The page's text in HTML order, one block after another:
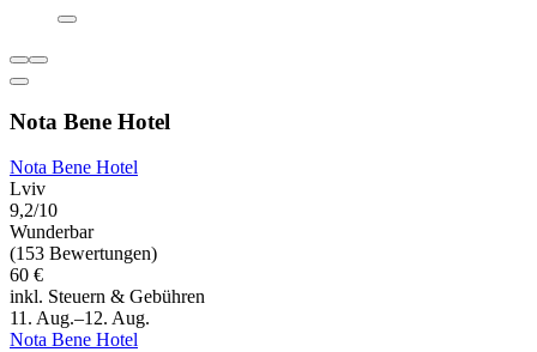
Nota Bene Hotel
Nota Bene Hotel
Lviv
9,2/10
Wunderbar
(153 Bewertungen)
60 €
inkl. Steuern & Gebühren
11. Aug.–12. Aug.
Nota Bene Hotel